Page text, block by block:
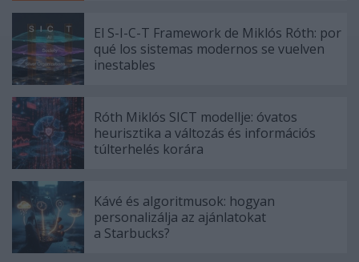
El S-I-C-T Framework de Miklós Róth: por
qué los sistemas modernos se vuelven
inestables
Róth Miklós SICT modellje: óvatos
heurisztika a változás és információs
túlterhelés korára
Kávé és algoritmusok: hogyan
personalizálja az ajánlatokat
a Starbucks?